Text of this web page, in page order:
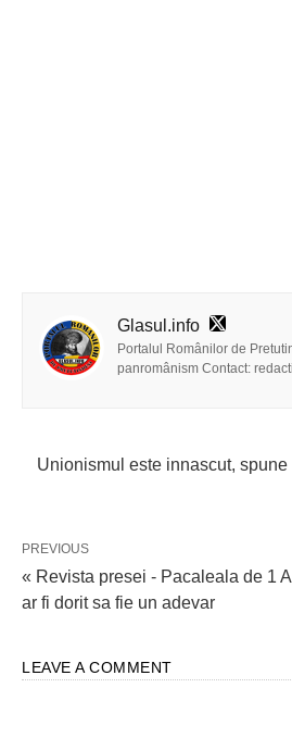
Glasul.info
Portalul Românilor de
panromânism Contact:
Unionismul este innascut, spune
PREVIOUS
« Revista presei - Pacaleala de 1
ar fi dorit sa fie un adevar
LEAVE A COMMENT